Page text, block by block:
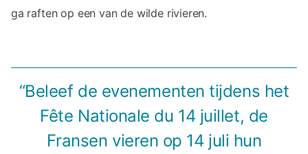
ga raften op een van de wilde rivieren.
“Beleef de evenementen tijdens het
Fête Nationale du 14 juillet, de
Fransen vieren op 14 juli hun